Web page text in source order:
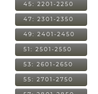
45: 2201-2250
47: 2301-2350
49: 2401-2450
51: 2501-2550
53: 2601-2650
55: 2701-2750